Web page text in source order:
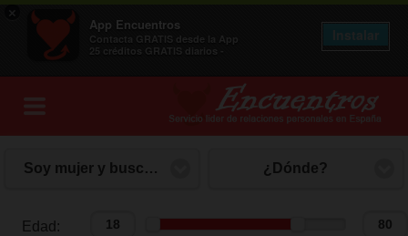
×
App Encuentros
Contacta GRATIS desde la App
25 créditos GRATIS diarios -
Soy mujer y busco hombre ¿Dónde?
Edad: Edad: